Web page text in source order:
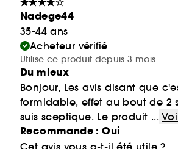
Nadege44
35-44 ans
Acheteur vérifié
Utilise ce produit depuis 3 mois
Du mieux
Bonjour, Les avis disant que
formidable, effet au bout de 2
suis sceptique. Le produit ...
Recommande : Oui
Cet avis vous a-t-il été utile ?